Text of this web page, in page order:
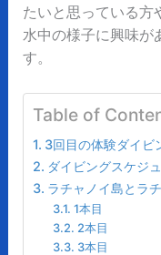
たいと思っている方
水中の様子に興味が
す。
Table of
3回目の体験ダイビ
ダイビングスケジ
ラチャノイ島とラ
1本目
2本目
3本目